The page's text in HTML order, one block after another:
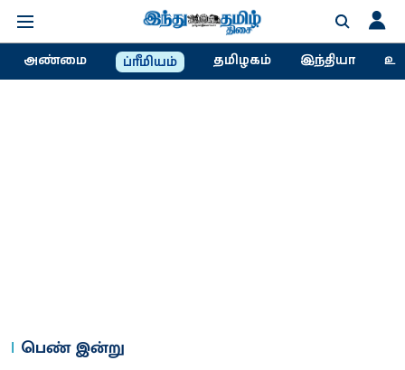
அண்மை ப்ரீமியம் தமிழகம் இந்தியா
பெண் இன்று